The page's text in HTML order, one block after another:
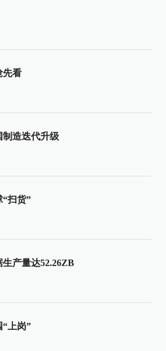
先看
制造迭代升级
“扫货”
产量达52.26ZB
“上岗”